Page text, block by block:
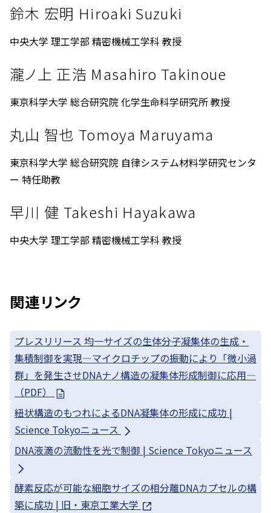
鈴木 宏明 Hiroaki Suzuki
中央大学 理工学部 精密機械工学科 教授
瀧ノ上 正浩 Masahiro Takinoue
東京科学大学 総合研究院 化学生命科学研究所 教授
丸山 智也 Tomoya Maruyama
東京科学大学 総合研究院 自律システム材料学研究センタ
ー 特任助教
早川 健 Takeshi Hayakawa
中央大学 理工学部 精密機械工学科 教授
関連リンク
プレスリリース 均一サイズの生体分子凝集体の生成・
集積制御を実現—マイクロチップの振動により「微小渦
群」を発生させDNAナノ構造の凝集体形成制御に応用—
（PDF）
紐状構造のもつれによるDNA凝集体の形成に成功 |
Science Tokyoニュース
DNA液滴の流動性を光で制御 | Science Tokyoニュース
酵素反応が可能な細胞サイズの相分離DNAカプセルの構
築に成功 | 旧・東京工業大学